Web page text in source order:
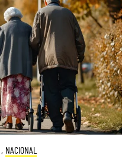
, NACIONAL